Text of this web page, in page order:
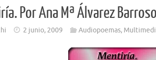
Por Ana Mª Álvarez Barroso
2 junio, 2009 Audiopoemas,